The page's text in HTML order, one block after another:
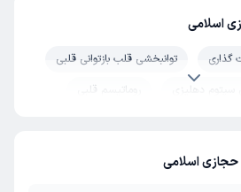
اسلامی
گذاری
توانبخشی قلب بازتوانی قلبی
دهلیزی
روماتیسم قلبی
آمبولی قلب
حجازی اسلامی